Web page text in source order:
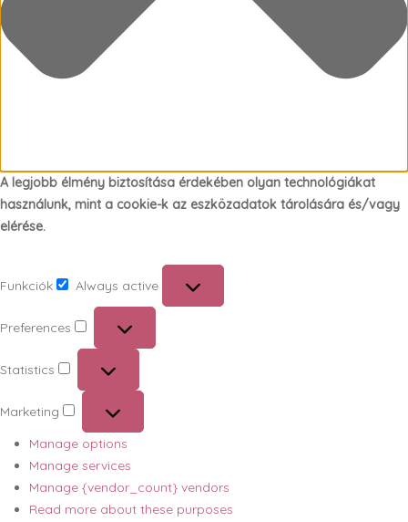
A legjobb élmény biztosítása érdekében olyan technológiákat
használunk, mint a cookie-k az eszközadatok tárolására és/vagy
elérése.
Funkciók
Always active
Preferences
Preferences
Statistics
Statistics
Marketing
Marketing
Manage options
Manage services
Manage {vendor_count} vendors
Read more about these purposes